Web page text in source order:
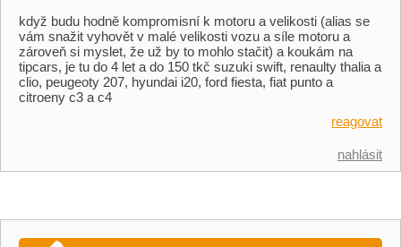
když budu hodně kompromisní k motoru a velikosti (alias se
vám snažit vyhovět v malé velikosti vozu a síle motoru a
zároveň si myslet, že už by to mohlo stačit) a koukám na
tipcars, je tu do 4 let a do 150 tkč suzuki swift, renaulty thalia a
clio, peugeoty 207, hyundai i20, ford fiesta, fiat punto a
citroeny c3 a c4
reagovat
nahlásit